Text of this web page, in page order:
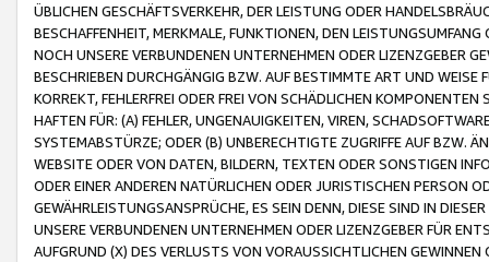
ÜBLICHEN GESCHÄFTSVERKEHR, DER LEISTUNG ODER
BESCHAFFENHEIT, MERKMALE, FUNKTIONEN, DEN
NOCH UNSERE VERBUNDENEN UNTERNEHMEN ODER LIZENZGEBER
BESCHRIEBEN DURCHGÄNGIG BZW. AUF BESTIMMTE ART UND
KORREKT, FEHLERFREI ODER FREI VON SCHÄDLICHEN
HAFTEN FÜR: (A) FEHLER, UNGENAUIGKEITEN, VIREN,
SYSTEMABSTÜRZE; ODER (B) UNBERECHTIGTE ZUGRIFFE AUF BZW.
WEBSITE ODER VON DATEN, BILDERN, TEXTEN ODER SONSTIGEN
ODER EINER ANDEREN NATÜRLICHEN ODER JURISTISCHEN PERSON
GEWÄHRLEISTUNGSANSPRÜCHE, ES SEIN DENN, DIESE SIND IN
UNSERE VERBUNDENEN UNTERNEHMEN ODER LIZENZGEBER FÜR
AUFGRUND (X) DES VERLUSTS VON VORAUSSICHTLICHEN